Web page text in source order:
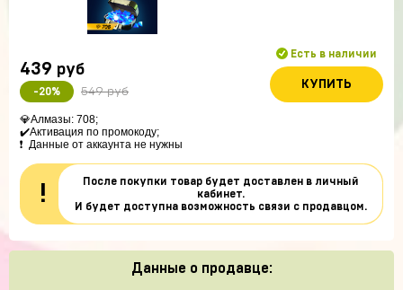
439 руб
-20% 549 руб
Есть в наличии
КУПИТЬ
💎Алмазы: 708;
✔️Активация по промокоду;
❗  Данные от аккаунта не нужны
!
После покупки товар будет доставлен в личный
кабинет.
И будет доступна возможность связи с продавцом.
Данные о продавце: